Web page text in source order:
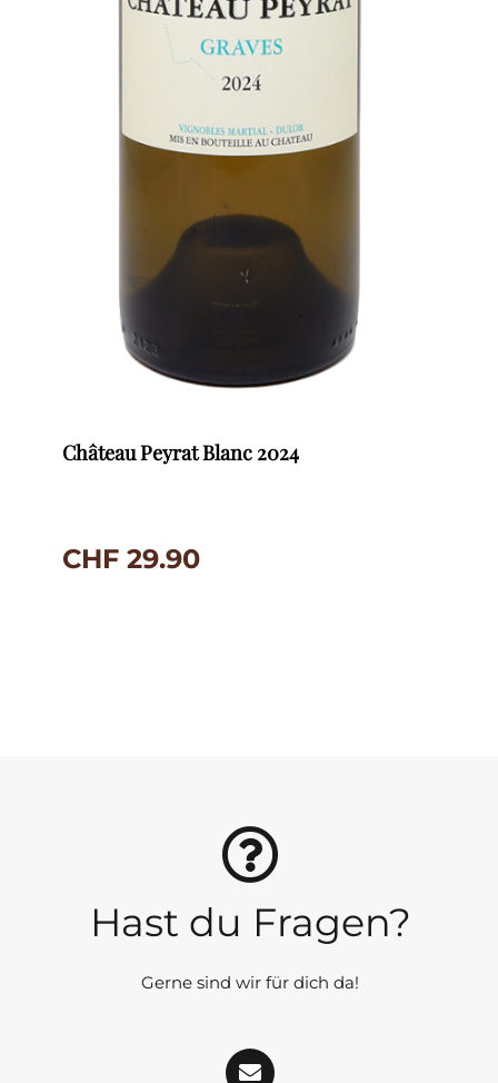
Château Peyrat Blanc 2024
CHF 29.90
Hast du Fragen?
Gerne sind wir für dich da!